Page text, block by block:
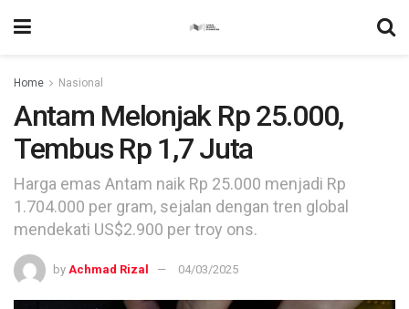
Home Nasional
Antam Melonjak Rp 25.000,
Tembus Rp 1,7 Juta
Harga emas Antam naik Rp 25.000 menjadi Rp
1.704.000 per gram, sejalan dengan tren global
mendekati US$2.900 per troy ons.
by Achmad Rizal 04/03/2025